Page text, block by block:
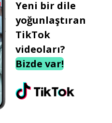
Yeni bir dile
yoğunlaştıran
TikTok
videoları?
Bizde var!